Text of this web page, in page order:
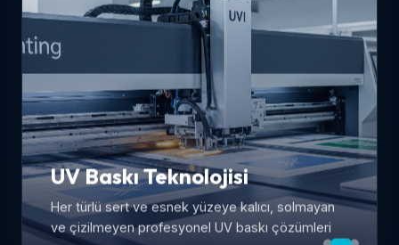
UV Baskı Teknolojisi
Her türlü sert ve esnek yüzeye kalıcı, solmayan
ve çizilmeyen profesyonel UV baskı çözümleri